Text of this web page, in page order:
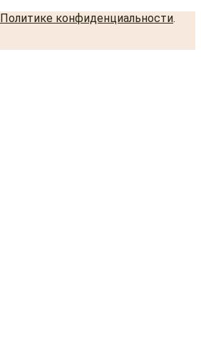
Политике конфиденциальности.